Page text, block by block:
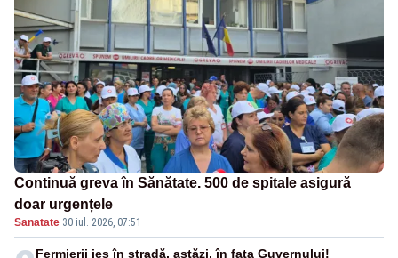
Continuă greva în Sănătate. 500 de spitale asigură
doar urgențele
Sanatate·30 iul. 2026, 07:51
Fermierii ies în stradă, astăzi, în fața Guvernului!